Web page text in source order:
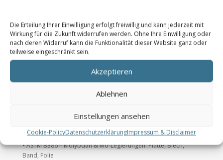
Die Erteilung Ihrer Einwilligung erfolgt freiwillig und kann jederzeit mit
Wirkung für die Zukunft widerrufen werden. Ohne Ihre Einwilligung oder
nach deren Widerruf kann die Funktionalität dieser Website ganz oder
teilweise eingeschränkt sein.
Akzeptieren
Ablehnen
Einstellungen ansehen
Cookie-PolicyDatenschutzerklärungImpressum & Disclaimer
Spezifikationen / Normen
Anwendungen)
• ASTM B386 – Molybdän & Mo-Legierungen: Platte, Blech,
Band, Folie